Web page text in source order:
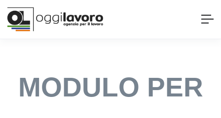
MODULO PER